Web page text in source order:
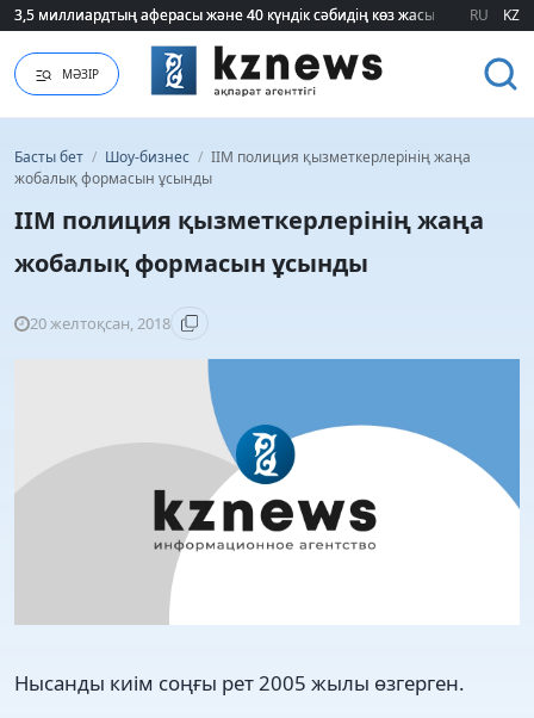
3,5 миллиардтың аферасы және 40 күндік сәбидің көз жасы:
3,5 миллиардтың аферасы және 40 күндік сәбидің көз жасы: RU KZ
МӘЗІР
Басты бет / Шоу-бизнес / ІІМ полиция қызметкерлерінің жаңа
жобалық формасын ұсынды
ІІМ полиция қызметкерлерінің жаңа
жобалық формасын ұсынды
20 желтоқсан, 2018
Нысанды киім соңғы рет 2005 жылы өзгерген.